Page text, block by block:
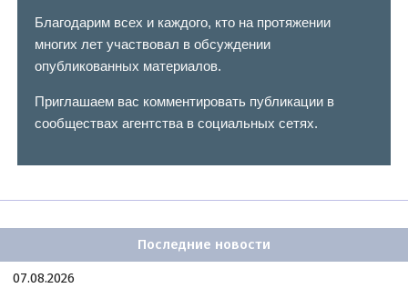
Благодарим всех и каждого, кто на протяжении
многих лет участвовал в обсуждении
опубликованных материалов.
Приглашаем вас комментировать публикации в
сообществах агентства в социальных сетях.
Последние новости
07.08.2026